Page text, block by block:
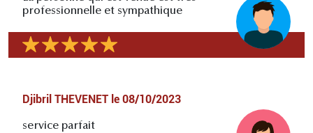
professionnelle et sympathique
Djibril THEVENET le 08/10/2023
service parfait